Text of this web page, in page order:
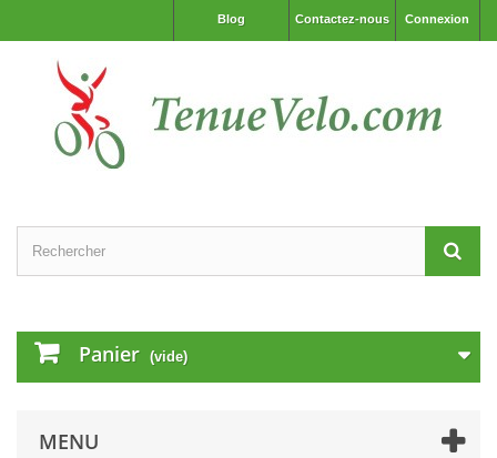
Connexion
Contactez-nous
Blog
Panier (vide)
MENU